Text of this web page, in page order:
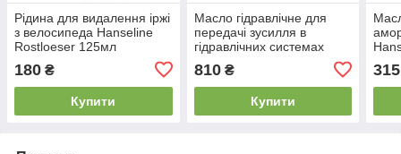
Рідина для видалення іржі
з велосипеда Hanseline
Rostloeser 125мл
180 ₴
Купити
Масло гідравлічне для
передачі зусилля в
гідравлічних системах
HLP10 (1 л.)
810₴
Купити
315